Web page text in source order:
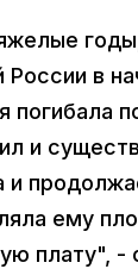
России в
погибала
и
и
ему
плату", -